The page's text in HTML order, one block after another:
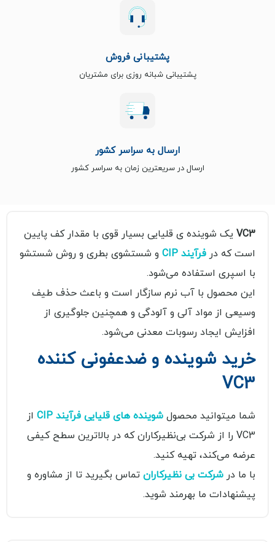
پشتیبانی فروش
پشتیبانی شبانه روزی برای مشتریان
ارسال به سراسر کشور
ارسال در سریعترین زمان به سراسر کشور
VC3 یک شوینده ی قلیایی بسیار قوی با مقدار کف پایین
است که در فرآیند CIP
و شستشوی بطری و روش شستشو
با اسپری استفاده می‌شود.
این محصول با آب نرم سازگار است و باعث حذف طیف
وسیعی از مواد آلی و آلودگی و همچنین جلوگیری از
افزایش ایجاد رسوبات معدنی می‌شود.
خرید شوینده و ضدعفونی کننده
VC3
شما میتوانید محصول شوینده های قلیایی فرآیند CIP
از
VC3 را از شرکت بی‌نظیرکاران که در بالاترین سطح کیفی
عرضه می‌‌کند، تهیه کنید.
با ما در شرکت بی نظیرکاران تماس بگیرید تا از مشاوره و
پیشنهادات ما بهرمند شوید.